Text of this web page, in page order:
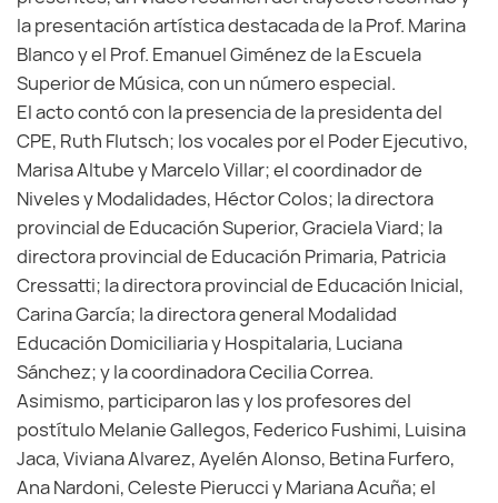
la presentación artística destacada de la Prof. Marina
Blanco y el Prof. Emanuel Giménez de la Escuela
Superior de Música, con un número especial.
El acto contó con la presencia de la presidenta del
CPE, Ruth Flutsch; los vocales por el Poder Ejecutivo,
Marisa Altube y Marcelo Villar; el coordinador de
Niveles y Modalidades, Héctor Colos; la directora
provincial de Educación Superior, Graciela Viard; la
directora provincial de Educación Primaria, Patricia
Cressatti; la directora provincial de Educación Inicial,
Carina García; la directora general Modalidad
Educación Domiciliaria y Hospitalaria, Luciana
Sánchez; y la coordinadora Cecilia Correa.
Asimismo, participaron las y los profesores del
postítulo Melanie Gallegos, Federico Fushimi, Luisina
Jaca, Viviana Alvarez, Ayelén Alonso, Betina Furfero,
Ana Nardoni, Celeste Pierucci y Mariana Acuña; el